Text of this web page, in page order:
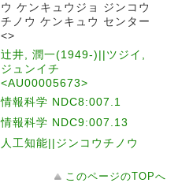
ウ ケンキュウジョ ジンコウ
チノウ ケンキュウ センター
<>
辻井, 潤一(1949-)||ツジイ,
ジュンイチ
<AU00005673>
情報科学 NDC8:007.1
情報科学 NDC9:007.13
人工知能||ジンコウチノウ
このページのTOPへ